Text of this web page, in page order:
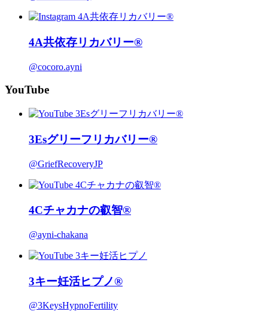
4A共依存リカバリー®
@cocoro.ayni
YouTube
3Esグリーフリカバリー®
@GriefRecoveryJP
4Cチャカナの叡智®
@ayni-chakana
3キー妊活ヒプノ®
@3KeysHypnoFertility